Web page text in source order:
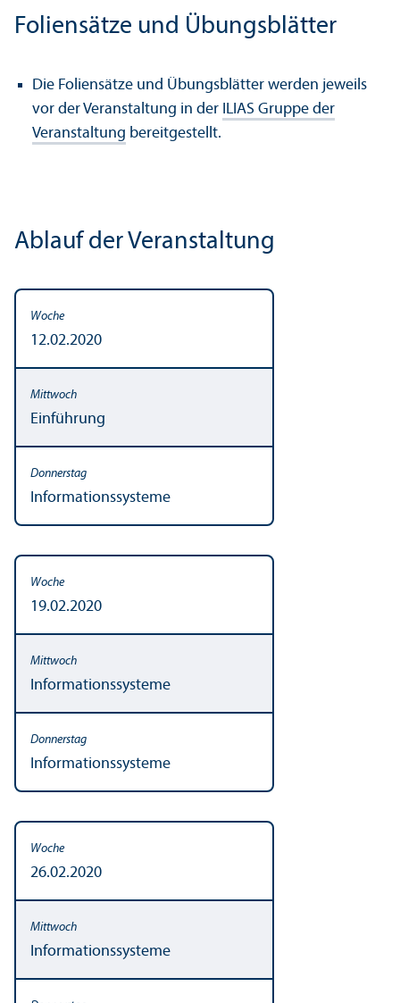
Foliensätze und Übungsblätter
Die Foliensätze und Übungsblätter werden jeweils
vor der Veranstaltung in der ILIAS Gruppe der
Veranstaltung bereitgestellt.
Ablauf der Veranstaltung
12.02.2020
Einführung
Informationssysteme
19.02.2020
Informationssysteme
Informationssysteme
26.02.2020
Informationssysteme